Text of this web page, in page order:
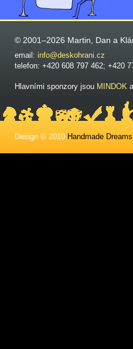
© 2001–2026 Martin, Dan a
email: info@deskohrani.cz
telefon: +420 608 797 462; +420
Hlavními sponzory jsou MINDOK
Design © 2010 Handmade Dreams